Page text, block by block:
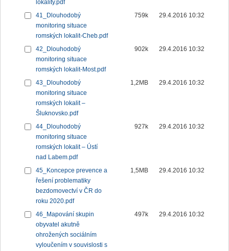
lokality.pdf
41_Dlouhodobý
monitoring situace
romských lokalit-Cheb.pdf
759k 29.4.2016 10:32
42_Dlouhodobý
monitoring situace
romských lokalit-Most.pdf
902k 29.4.2016 10:32
43_Dlouhodobý
monitoring situace
romských lokalit –
Šluknovsko.pdf
1,2MB 29.4.2016 10:32
44_Dlouhodobý
monitoring situace
romských lokalit – Ústí
nad Labem.pdf
927k 29.4.2016 10:32
45_Koncepce prevence a
řešení problematiky
bezdomovectví v ČR do
roku 2020.pdf
1,5MB 29.4.2016 10:32
46_Mapování skupin
obyvatel akutně
ohrožených sociálním
vyloučením v souvislosti s
497k 29.4.2016 10:32